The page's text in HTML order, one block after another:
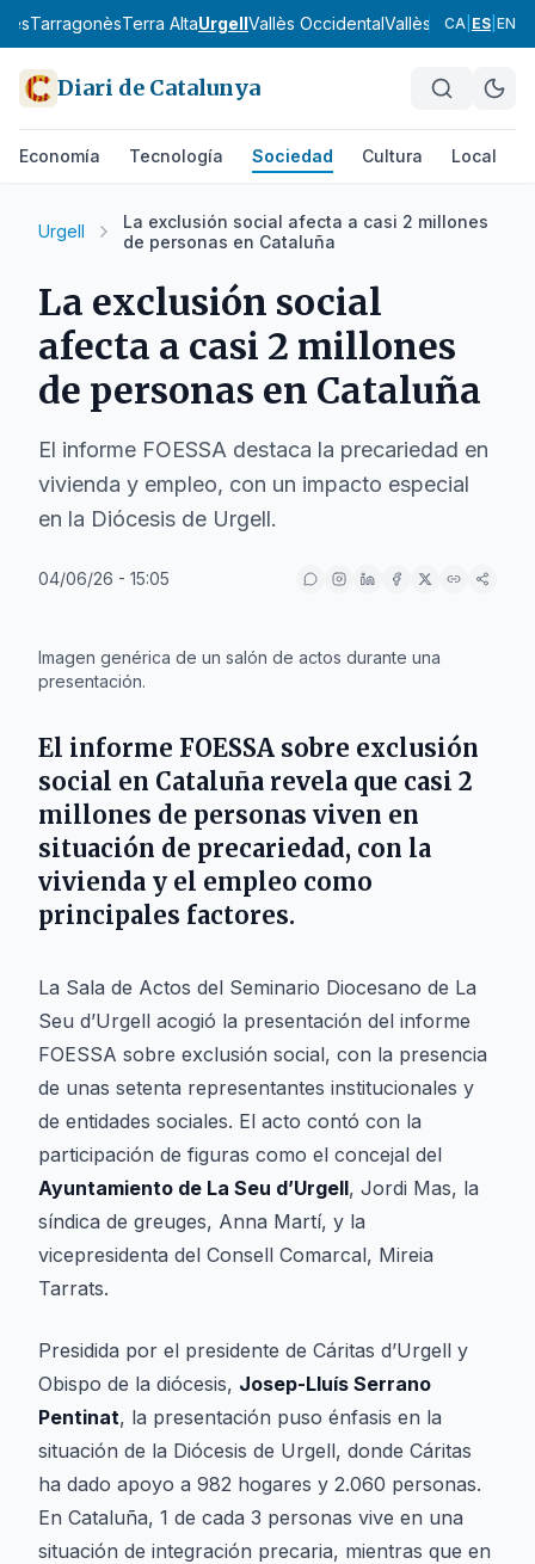
TarragonèsTerra AltaUrgellVallès OccidentalVallès Oriental Alt
CA ES EN
Diari de Catalunya
Economía Tecnología Sociedad Cultura Local
Urgell
La exclusión social afecta a casi 2 millones
de personas en Cataluña
La exclusión social
afecta a casi 2 millones
de personas en Cataluña
El informe FOESSA destaca la precariedad en
vivienda y empleo, con un impacto especial
en la Diócesis de Urgell.
04/06/26 - 15:05
Imagen genérica de un salón de actos durante una
presentación.
El informe FOESSA sobre exclusión
social en Cataluña revela que casi 2
millones de personas viven en
situación de precariedad, con la
vivienda y el empleo como
principales factores.
La Sala de Actos del Seminario Diocesano de La
Seu d’Urgell acogió la presentación del informe
FOESSA sobre exclusión social, con la presencia
de unas setenta representantes institucionales y
de entidades sociales. El acto contó con la
participación de figuras como el concejal del
Ayuntamiento de La Seu d’Urgell, Jordi Mas, la
síndica de greuges, Anna Martí, y la
vicepresidenta del Consell Comarcal, Mireia
Tarrats.
Presidida por el presidente de Cáritas d’Urgell y
Obispo de la diócesis, Josep-Lluís Serrano
Pentinat, la presentación puso énfasis en la
situación de la Diócesis de Urgell, donde Cáritas
ha dado apoyo a 982 hogares y 2.060 personas.
En Cataluña, 1 de cada 3 personas vive en una
situación de integración precaria, mientras que en